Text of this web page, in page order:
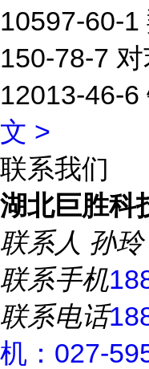
10597-60-1
150-78-7
12013-46-6
文 >
联系我们
湖北巨胜科
联系人 孙玲
联系手机
联系电话
机：027-